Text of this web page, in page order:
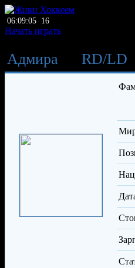
06:09:05 16
Начать играть
Адмира RD/LD